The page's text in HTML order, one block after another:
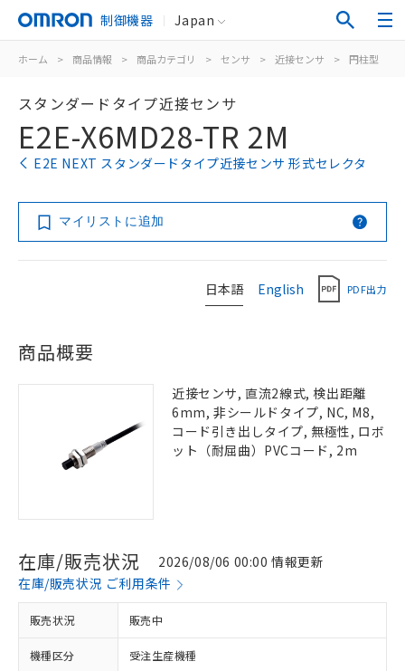
制御機器 Japan
ホーム > 商品情報 > 商品カテゴリ > センサ > 近接センサ > 円柱型
スタンダードタイプ近接センサ
E2E-X6MD28-TR 2M
E2E NEXT スタンダードタイプ近接センサ 形式セレクタ
マイリストに追加
日本語 English PDF出力
商品概要
近接センサ, 直流2線式, 検出距離
6mm, 非シールドタイプ, NC, M8,
コード引き出しタイプ, 無極性, ロボ
ット（耐屈曲）PVCコード, 2m
在庫/販売状況
2026/08/06 00:00 情報更新
在庫/販売状況 ご利用条件
販売状況 販売中
機種区分 受注生産機種